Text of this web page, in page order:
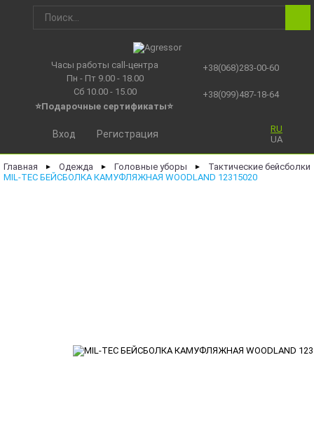
Часы работы call-центра
Пн - Пт 9.00 - 18.00
Сб 10.00 - 15.00
⭐Подарочные сертификаты⭐
+38(068)283-00-60
+38(099)487-18-64
RU
UA
Вход Регистрация
Главная ► Одежда ► Головные уборы ►
Тактические бейсболки
MIL-TEC БЕЙСБОЛКА КАМУФЛЯЖНАЯ WOODLAND 12315020